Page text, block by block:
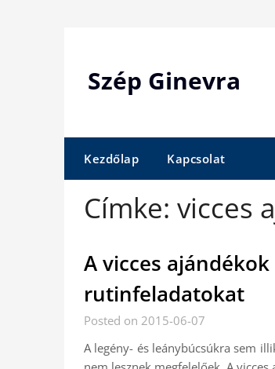
Szép Ginevra
Kezdőlap Kapcsolat
Címke: vicces
A vicces
rutinfeladatokat
Posted on 2015-06-07
A legény- és leánybúcsúkra sem